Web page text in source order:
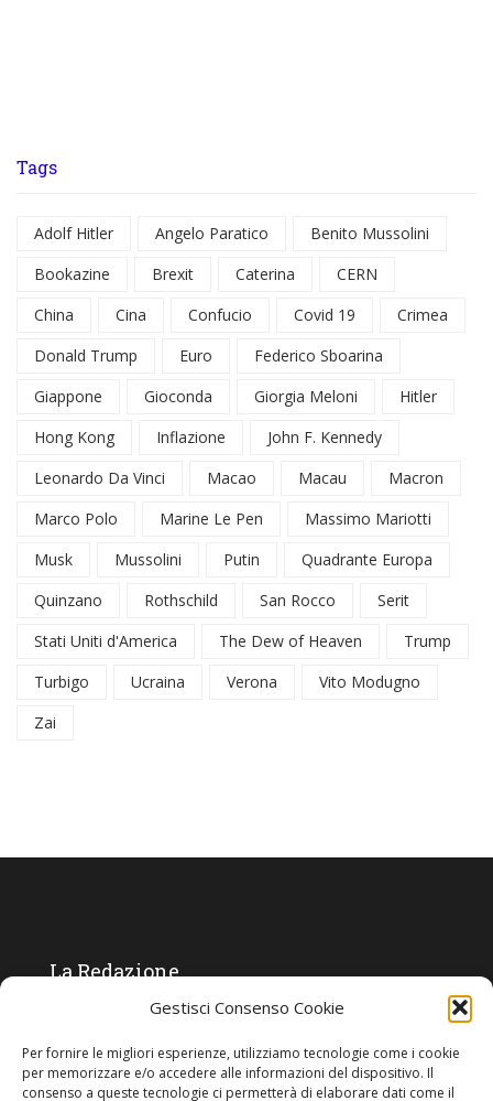
Gestisci Consenso Cookie
Per fornire le migliori esperienze, utilizziamo tecnologie come i cookie
per memorizzare e/o accedere alle informazioni del dispositivo. Il
consenso a queste tecnologie ci permetterà di elaborare dati come il
Tags
Adolf Hitler Angelo Paratico
Benito Mussolini
Bookazine
Brexit Caterina
CERN
China
Cina Confucio Covid 19
Crimea
Donald Trump
Euro
Federico Sboarina
Giappone
Gioconda Giorgia Meloni
Hitler
Hong Kong
Inflazione
John F. Kennedy
Leonardo Da Vinci
Macao Macau
Macron
Marco Polo
Marine Le Pen
Massimo Mariotti
Musk
Mussolini Putin
Quadrante Europa
Quinzano
Rothschild San Rocco
Serit
Stati Uniti d'America
The Dew of Heaven
Trump
Turbigo
Ucraina Verona
Vito Modugno
Zai
La Redazione
Critica Letteraria:Ambrogio Bianchi